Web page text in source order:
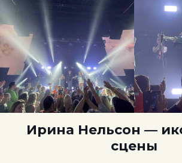
Ирина Нельсон —
сцены